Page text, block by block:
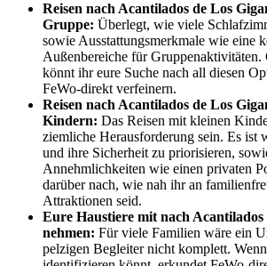
Reisen nach Acantilados de Los
Gruppe: Überlegt, wie viele
sowie Ausstattungsmerkmale wie eine
Außenbereiche für
könnt ihr eure Suche nach all diesen
FeWo-direkt verfeinern.
Reisen nach Acantilados de Los
Kindern: Das Reisen mit kleinen
ziemliche Herausforderung sein. Es
und ihre Sicherheit zu priorisieren,
Annehmlichkeiten wie einen privaten
darüber nach, wie nah ihr an
Attraktionen seid.
Eure Haustiere mit nach Acantilados
nehmen: Für viele Familien wäre ein
pelzigen Begleiter nicht komplett.